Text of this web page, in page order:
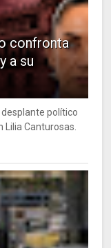
confronta
a su
desplante político
Lilia Canturosas.